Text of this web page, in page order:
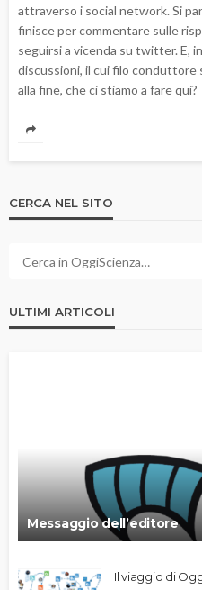
attraverso i social network. Si
finisce per commentare sulle
seguirsi a vicenda su twitter. E,
discussioni, il cui filo conduttore
alla fine, che ci stiamo a fare qui?
CERCA NEL SITO
ULTIMI ARTICOLI
Messaggio dell’editore
Il viaggio di